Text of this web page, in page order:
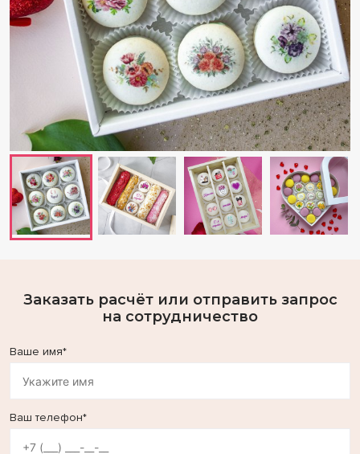
Заказать расчёт или отправить запрос
на сотрудничество
Ваше имя*
Ваш телефон*